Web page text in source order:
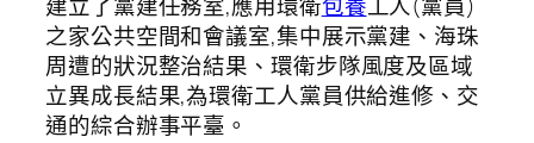
建立了黨建任務室,應用環衛包養工人(黨員)
之家公共空間和會議室,集中展示黨建、海珠
周遭的狀況整治結果、環衛步隊風度及區域
立異成長結果,為環衛工人黨員供給進修、交
通的綜合辦事平臺。